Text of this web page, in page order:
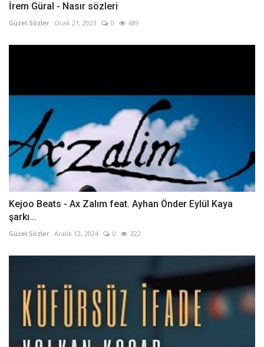
İrem Güral - Nasır sözleri
Güzel Sözler Ocak 21, 2023 0 689
Kejoo Beats - Ax Zalım feat. Ayhan Önder Eylül Kaya
şarkı...
Güzel Sözler Aralık 12, 2024 0 322